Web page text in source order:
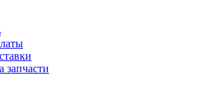
запчасти